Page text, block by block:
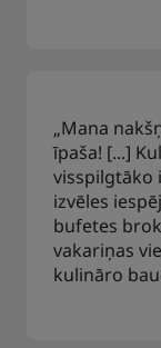
„Mana
īpaša! [...]
visspilgtāko
izvēles
bufetes
vakariņas
kulināro